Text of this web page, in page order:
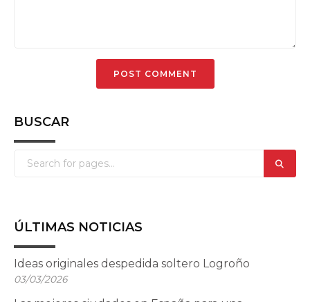
BUSCAR
ÚLTIMAS NOTICIAS
Ideas originales despedida soltero Logroño
03/03/2026